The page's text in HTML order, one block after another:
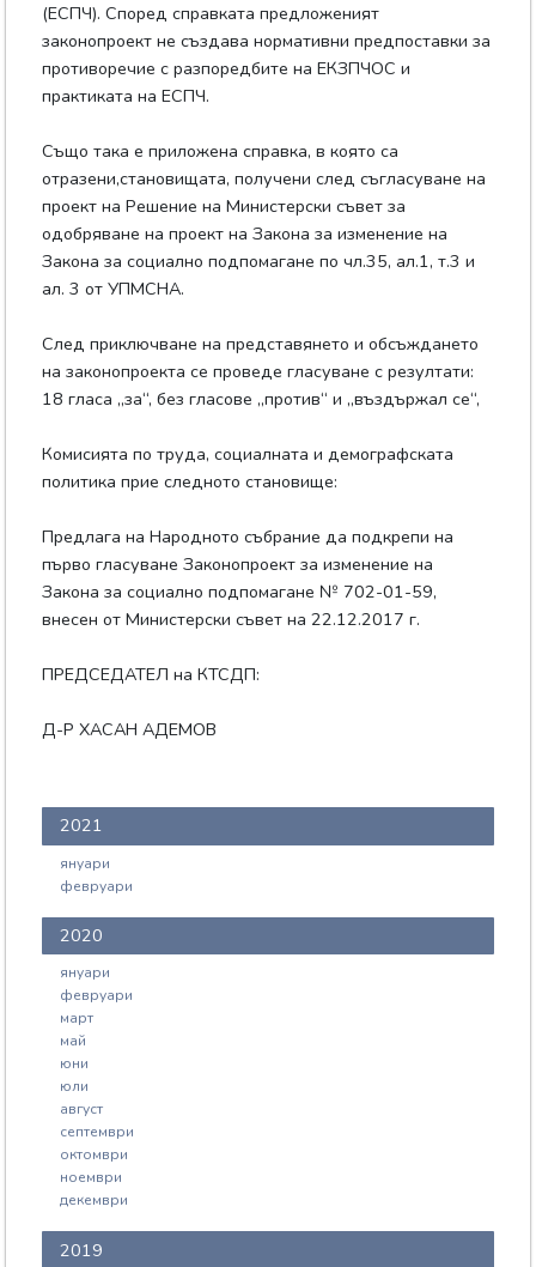
(ЕСПЧ). Според справката предложеният
законопроект не създава нормативни предпоставки за
противоречие с разпоредбите на ЕКЗПЧОС и
практиката на ЕСПЧ.
Също така е приложена справка, в която са
отразени,становищата, получени след съгласуване на
проект на Решение на Министерски съвет за
одобряване на проект на Закона за изменение на
Закона за социално подпомагане по чл.35, ал.1, т.3 и
ал. 3 от УПМСНА.
След приключване на представянето и обсъждането
на законопроекта се проведе гласуване с резултати:
18 гласа „за“, без гласове „против“ и „въздържал се“,
Комисията по труда, социалната и демографската
политика прие следното становище:
Предлага на Народното събрание да подкрепи на
първо гласуване Законопроект за изменение на
Закона за социално подпомагане № 702-01-59,
внесен от Министерски съвет на 22.12.2017 г.
ПРЕДСЕДАТЕЛ на КТСДП:
Д-Р ХАСАН АДЕМОВ
2021
януари
февруари
2020
януари
февруари
март
май
юни
юли
август
септември
октомври
ноември
декември
2019